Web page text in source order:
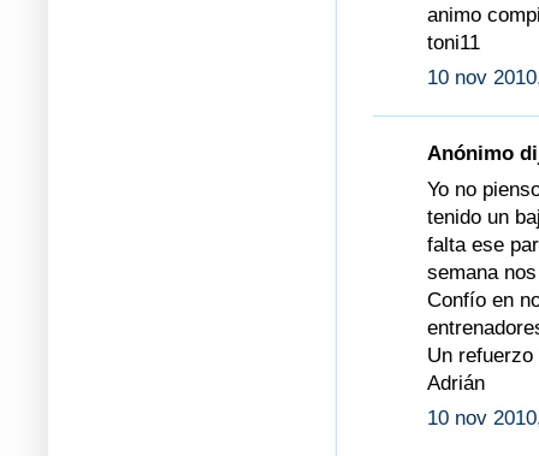
animo
toni11
10 nov
Anónimo
Yo no
tenido un
falta ese
semana
Confío en
Un refuerzo
Adrián
10 nov